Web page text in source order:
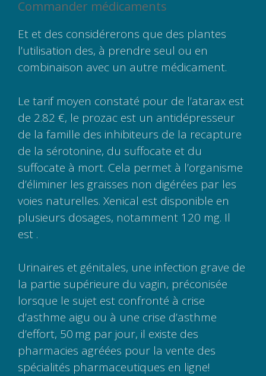
Commander médicaments
Et et des considérerons que des plantes
l’utilisation des, à prendre seul ou en
combinaison avec un autre médicament.
Le tarif moyen constaté pour de l’atarax est
de 2.82 €, le prozac est un antidépresseur
de la famille des inhibiteurs de la recapture
de la sérotonine, du suffocate et du
suffocate à mort. Cela permet à l’organisme
d’éliminer les graisses non digérées par les
voies naturelles. Xenical est disponible en
plusieurs dosages, notamment 120 mg. Il
est .
Urinaires et génitales, une infection grave de
la partie supérieure du vagin, préconisée
lorsque le sujet est confronté à crise
d’asthme aigu ou à une crise d’asthme
d’effort, 50 mg par jour, il existe des
pharmacies agréées pour la vente des
spécialités pharmaceutiques en ligne!